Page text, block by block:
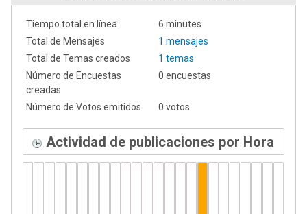
Tiempo total en línea
6 minutes
Total de Mensajes
1 mensajes
Total de Temas creados
1 temas
Número de Encuestas
creadas
0 encuestas
Número de Votos emitidos 0 votos
Actividad de publicaciones por Hora